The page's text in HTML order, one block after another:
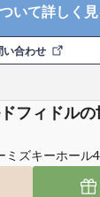
いて詳しく
い合わせ
フィドルの
ミズキーホー